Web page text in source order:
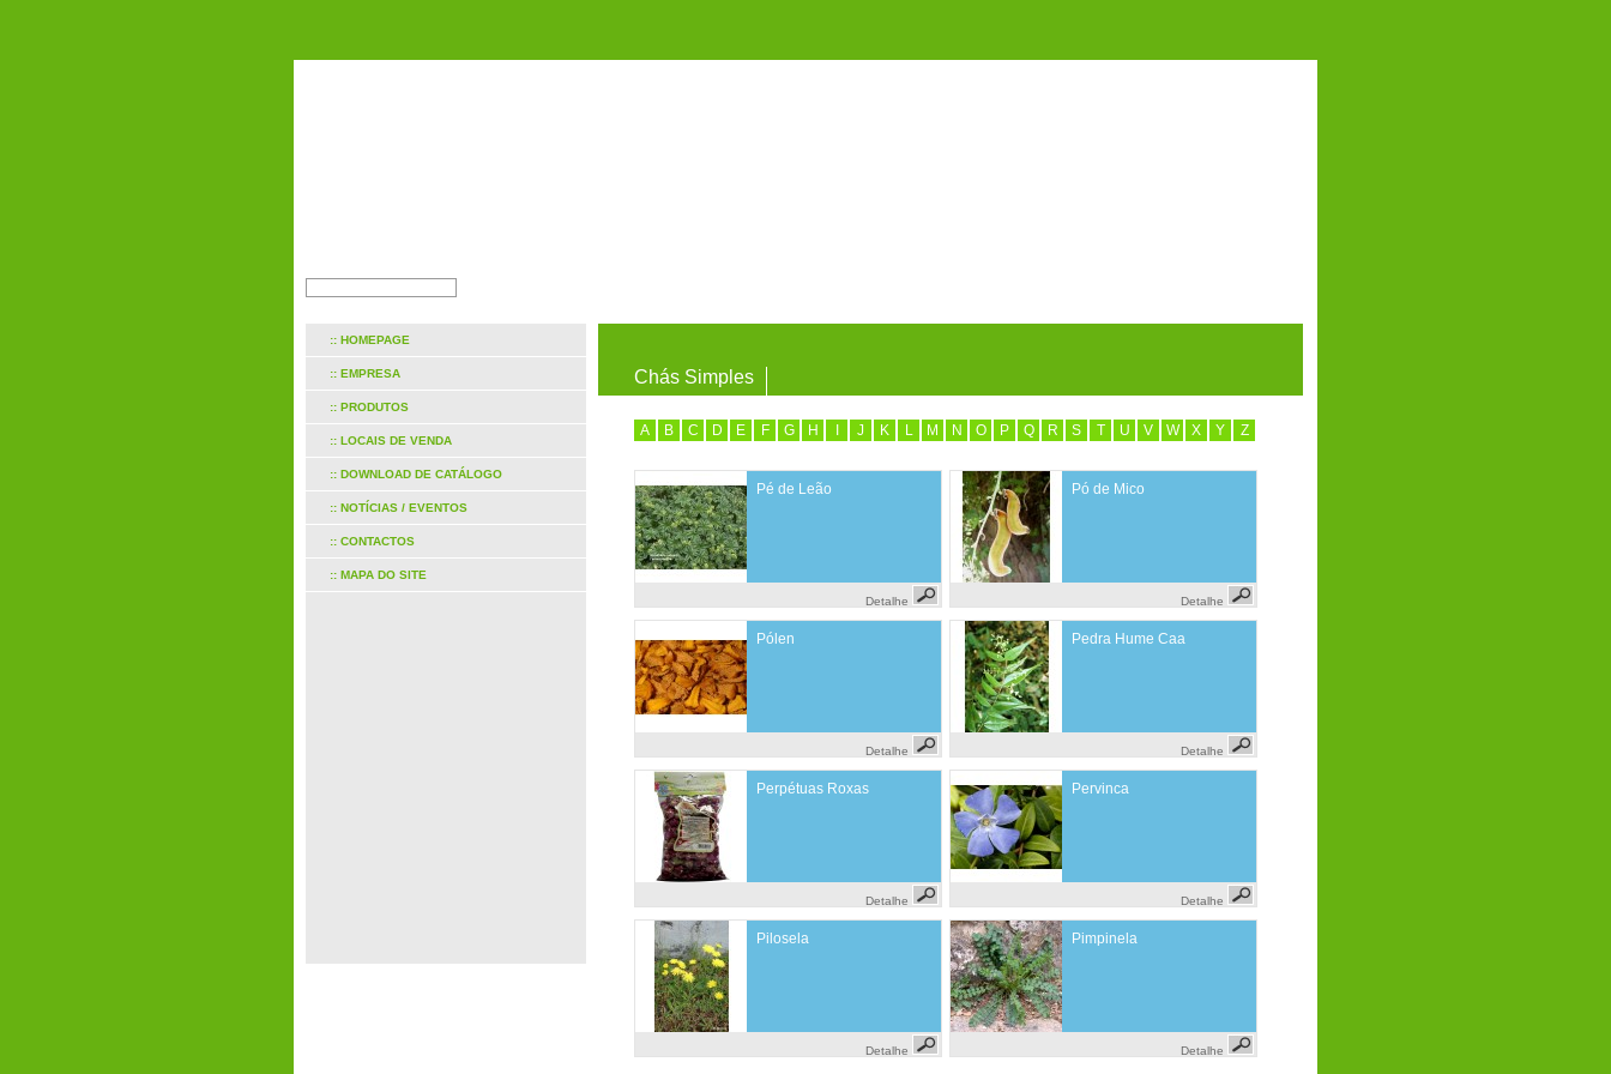
:: HOMEPAGE
:: EMPRESA
:: PRODUTOS
:: LOCAIS DE VENDA
:: DOWNLOAD DE CATÁLOGO
:: NOTÍCIAS / EVENTOS
:: CONTACTOS
:: MAPA DO SITE
Chás Simples
A B C D E F G H J K L M N O P Q R S T U V W X Y Z
Pé de Leão
Detalhe
Pó de Mico
Detalhe
Pólen
Detalhe
Pedra Hume Caa
Detalhe
Perpétuas Roxas
Detalhe
Pervinca
Detalhe
Pilosela
Detalhe
Pimpinela
Detalhe